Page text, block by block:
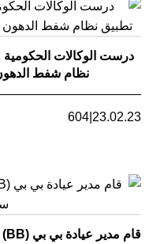
درست الوكالات الحكومية
نظام شفط الدهون
23.02.23
604